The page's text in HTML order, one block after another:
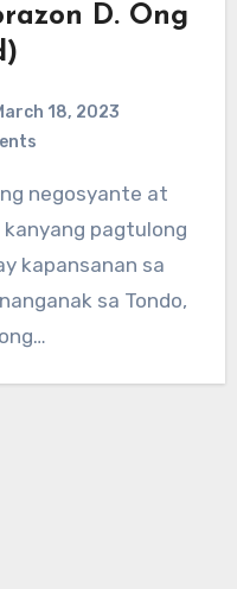
D. Ong
18, 2023
pagtulong
kapansanan sa
sa Tondo,